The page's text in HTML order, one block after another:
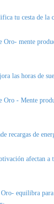
tu cesta de la
Oro- mente
las horas de
Oro - Mente
recargas de
afectan a
Oro- equilibra